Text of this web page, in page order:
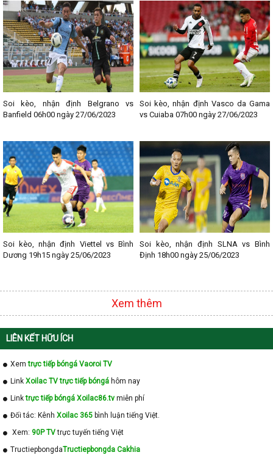
kqbongda.net, nhằm để cập nhật nhanh chóng và chính xác các
thông tin liên quan đến từng trận đấu bóng đá. Chia sẻ địa chỉ giải
trí uy tín, chất lượng này đến với Fan hâm mộ bóng đá các bạn
nhé!
--------------------------------
Lịch thi đấu bóng đá các giải nổi bật:
- Lịch thi đấu Ngoại hạng Anh
- Lịch thi đấu La Liga
- Lịch thi đấu Bundesliga
- Lịch thi đấu V - League
- Lịch thi đấu Cup C1
Soi kèo, nhận định Belgrano vs
Banfield 06h00 ngày 27/06/2023
Soi kèo, nhận định Vasco da Gama
vs Cuiaba 07h00 ngày 27/06/2023
Soi kèo, nhận định Viettel vs Bình
Dương 19h15 ngày 25/06/2023
Soi kèo, nhận định SLNA vs Bình
Định 18h00 ngày 25/06/2023
Xem thêm
LIÊN KẾT HỮU ÍCH
Xemtrực tiếp bóngá Vaoroi TV
Link Xoilac TV trực tiếp bóngá hôm nay
Linktrực tiếp bóngá Xoilac86.tv miễn phí
Đối tác: Kênh Xoilac 365 bình luận tiếng Việt.
Xem: 90P TVtrực tuyến tiếng Việt
TructiepbongdaTructiepbongda Cakhia